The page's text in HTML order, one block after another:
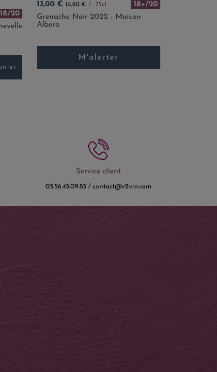
18/20
Prix
13,00 € Prix de base
16,90 € 75cl
18+/20
Grenache Noir 2022 - Maison
Albera
M'alerter
Service client
05.56.45.09.83 / contact@v2vin.com